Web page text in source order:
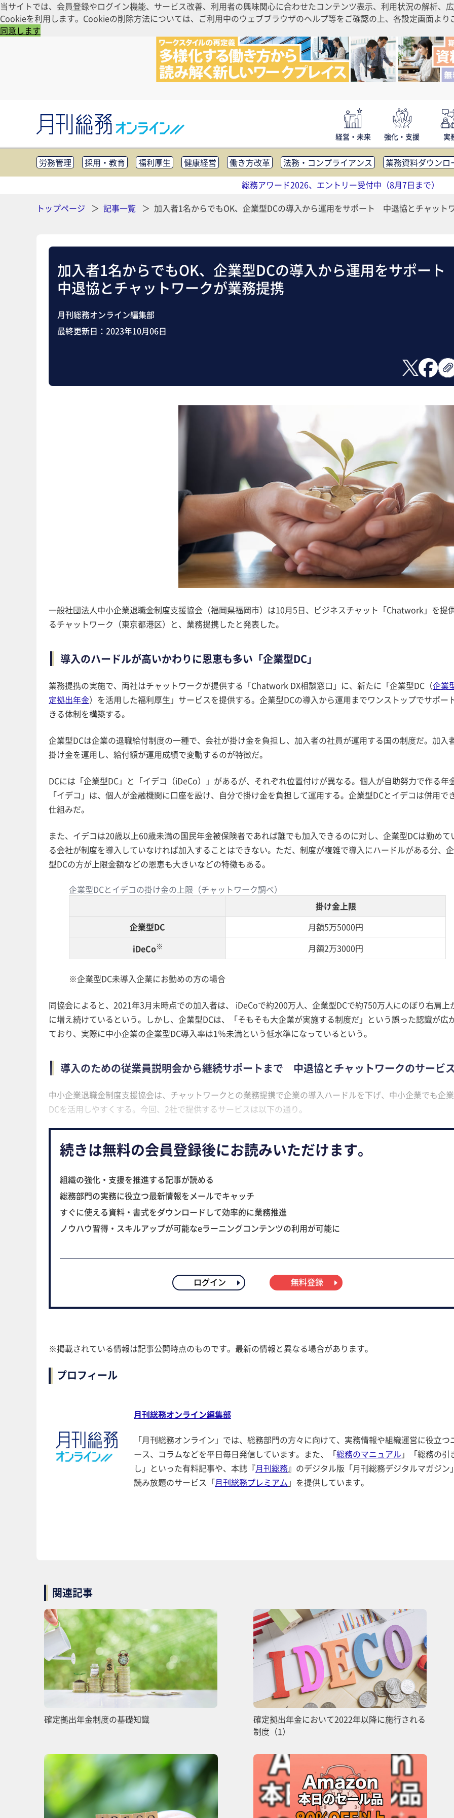
当サイトでは、会員登録やログイン機能、サービス改善、利用者の興味関心に合わせたコンテンツ表示、利用状況の解析、
Cookieを利用します。Cookieの削除方法については、ご利用中のウェブブラウザのヘルプ等をご確認の上、各設定画面よ
同意します
経営・未来 強化・支援 実
労務管理 採用・教育 福利厚生 健康経営 働き方改革 法務・コンプライアンス
業務資料ダウンロ
知財管理
リスクマネジメント・BCP 社外・社内広報 社外・社内コミュニケーション活性化
FM・オフ
助成金・補助金・コスト削減 アウトソーシング・BPO
調査・レ
総務アワード2026、エントリー受付中（8月7日まで）
トップページ
記事一覧 加入者1名からでもOK、企業型DCの導入から運用をサポート 中退協とチャット
加入者1名からでもOK、企業型DCの導入から運用をサポー
中退協とチャットワークが業務提携
月刊総務オンライン編集部
最終更新日： 2023年10月06日
一般社団法人中小企業退職金制度支援協会（福岡県福岡市）は10月5日、ビジネスチャット「Chatwork」を提
るチャットワーク（東京都港区）と、業務提携したと発表した。
導入のハードルが高いかわりに恩恵も多い「企業型DC」
業務提携の実施で、両社はチャットワークが提供する「Chatwork DX相談窓口」に、新たに「企業型DC（企業
定拠出年金）を活用した福利厚生」サービスを提供する。企業型DCの導入から運用までワンストップでサポー
きる体制を構築する。
企業型DCは企業の退職給付制度の一種で、会社が掛け金を負担し、加入者の社員が運用する国の制度だ。加入
掛け金を運用し、給付額が運用成績で変動するのが特徴だ。
DCには「企業型DC」と「イデコ（iDeCo）」があるが、それぞれ位置付けが異なる。個人が自助努力で作る年
「イデコ」は、個人が金融機関に口座を設け、自分で掛け金を負担して運用する。企業型DCとイデコは併用で
仕組みだ。
また、イデコは20歳以上60歳未満の国民年金被保険者であれば誰でも加入できるのに対し、企業型DCは勤めて
る会社が制度を導入していなければ加入することはできない。ただ、制度が複雑で導入にハードルがある分、
型DCの方が上限金額などの恩恵も大きいなどの特徴もある。
企業型DCとイデコの掛け金の上限（チャットワーク調べ）
掛け金上限
企業型DC
月額5万5000円
iDeCo※ 月額2万3000円
※企業型DC未導入企業にお勤めの方の場合
同協会によると、2021年3月末時点での加入者は、 iDeCoで約200万人、企業型DCで約750万人にのぼり右肩上
に増え続けているという。しかし、企業型DCは、「そもそも大企業が実施する制度だ」という誤った認識が広
ており、実際に中小企業の企業型DC導入率は1％未満という低水準になっているという。
導入のための従業員説明会から継続サポートまで 中退協とチャットワークのサービ
中小企業退職金制度支援協会は、チャットワークとの業務提携で企業の導入ハードルを下げ、中小企業でも企
DCを活用しやすくする。今回、2社で提供するサービスは以下の通り。
続きは無料の会員登録後にお読みいただけます。
組織の強化・支援を推進する記事が読める
総務部門の実務に役立つ最新情報をメールでキャッチ
すぐに使える資料・書式をダウンロードして効率的に業務推進
ノウハウ習得・スキルアップが可能なeラーニングコンテンツの利用が可能に
ログイン 無料登録
※掲載されている情報は記事公開時点のものです。最新の情報と異なる場合があります。
プロフィール
月刊総務オンライン編集部
「月刊総務オンライン」では、総務部門の方々に向けて、実務情報や組織運営に役立つ
ース、コラムなどを平日毎日発信しています。また、「総務のマニュアル 」「総務の引
し」といった有料記事や、本誌『月刊総務』のデジタル版「月刊総務デジタルマガジン
読み放題のサービス「月刊総務プレミアム 」を提供しています。
関連記事
確定拠出年金制度の基礎知識
確定拠出年金において2022年以降に施行される
制度（1）